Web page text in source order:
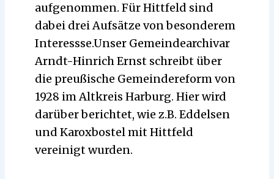
aufgenommen. Für Hittfeld sind
dabei drei Aufsätze von besonderem
Interessse.Unser Gemeindearchivar
Arndt-Hinrich Ernst schreibt über
die preußische Gemeindereform von
1928 im Altkreis Harburg. Hier wird
darüber berichtet, wie z.B. Eddelsen
und Karoxbostel mit Hittfeld
vereinigt wurden.